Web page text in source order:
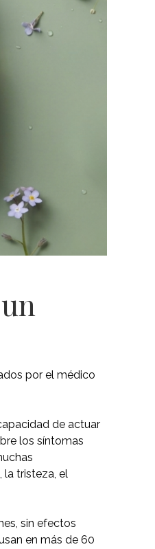
por el médico
de actuar
los síntomas
la tristeza, el
sin efectos
en más de 60